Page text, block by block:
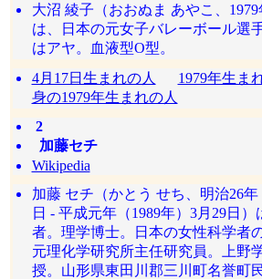
大沼 綾子（おおぬま あやこ、1979
は、日本の元女子バレーボール選
はアヤ。血液型O型。
4月17日生まれの人
1979年生ま
身の1979年生まれの人
2
加藤セチ
Wikipedia
加藤 セチ（かとう せち、明治26年
日 - 平成元年（1989年）3月29日
者。理学博士。日本の女性科学者
元理化学研究所主任研究員。上野
授。山形県東田川郡三川町名誉町民